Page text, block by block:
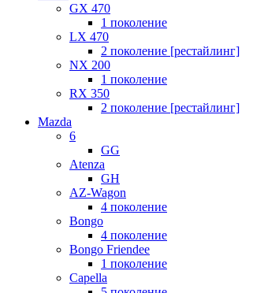
GX 470
1 поколение
LX 470
2 поколение [рестайлинг]
NX 200
1 поколение
RX 350
2 поколение [рестайлинг]
Mazda
6
GG
Atenza
GH
AZ-Wagon
4 поколение
Bongo
4 поколение
Bongo Friendee
1 поколение
Capella